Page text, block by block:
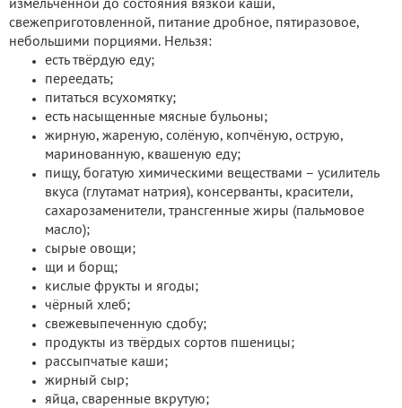
измельчённой до состояния вязкой каши,
свежеприготовленной, питание дробное, пятиразовое,
небольшими порциями. Нельзя:
есть твёрдую еду;
переедать;
питаться всухомятку;
есть насыщенные мясные бульоны;
жирную, жареную, солёную, копчёную, острую,
маринованную, квашеную еду;
пищу, богатую химическими веществами – усилитель
вкуса (глутамат натрия), консерванты, красители,
сахарозаменители, трансгенные жиры (пальмовое
масло);
сырые овощи;
щи и борщ;
кислые фрукты и ягоды;
чёрный хлеб;
свежевыпеченную сдобу;
продукты из твёрдых сортов пшеницы;
рассыпчатые каши;
жирный сыр;
яйца, сваренные вкрутую;